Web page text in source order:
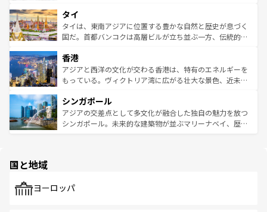
リティに包まれながら、韓国の多彩な魅力を心ゆくまで味
わってみてほしい。 なお、新着の韓国情報はコンテンツ一
覧を参照してほしい。
急速な発展と共に伝統が息づく。ハノイの古い町並みやホ
ーチミン市のフランス統治時代の建物も、独特の雰囲気を
醸し出している。また、バラエティの豊かさとおいしさで
とつ。フォーやバインミー、ベトナムコーヒーなどは、ぜ
ひ現地で味わいたい。どの地域を訪れてもあたたかい人々
が旅行者を迎えてくれるので、きっと忘れられない旅にな
参照してほしい。
タイ
タイは、東南アジアに位置する豊かな自然と歴史が息づく
国だ。首都バンコクは高層ビルが立ち並ぶ一方、伝統的な
の活気が交差している。北部ではチェンマイなどの山岳地
帯で自然と触れ合い、南部ではプーケットやクラビの美し
いビーチでリゾート気分を楽しむことができる。タイ料理
激する。気候は一年中温暖で、どの季節にも異なる楽しみ
が待っている。親しみやすいタイの人々、仏教を中心とし
た文化、そして多様な観光資源が、訪れる旅人を魅了し続
香港
アジアと西洋の文化が交わる香港は、特有のエネルギーを
もっている。ヴィクトリア湾に広がる壮大な景色、近未来
み、どこを訪れても感動するはず。観光スポットが密集し
ており、効率よく見どころを回れるのも魅力。息をのむよ
うな絶景から文化的な体験まで、香港を存分に楽しみ尽く
シンガポール
アジアの交差点として多文化が融合した独自の魅力を放つ
シンガポール。未来的な建築物が並ぶマリーナベイ、歴史
で、ホーカーズは地元の風情を楽しめる外せないスポット
国と地域
ヨーロッパ